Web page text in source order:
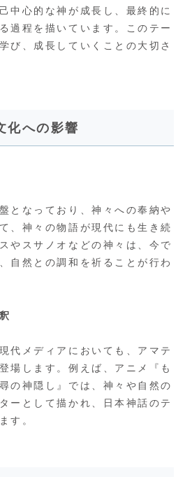
中心的な神が成長し、最終的に
過程を描いています。このテー
び、成長していくことの大切さ
化への影響
となっており、神々への奉納や
、神々の物語が現代にも生き続
やスサノオなどの神々は、今で
自然との調和を祈ることが行わ
代メディアにおいても、アマテ
場します。例えば、アニメ『も
の神隠し』では、神々や自然の
ーとして描かれ、日本神話のテ
す。